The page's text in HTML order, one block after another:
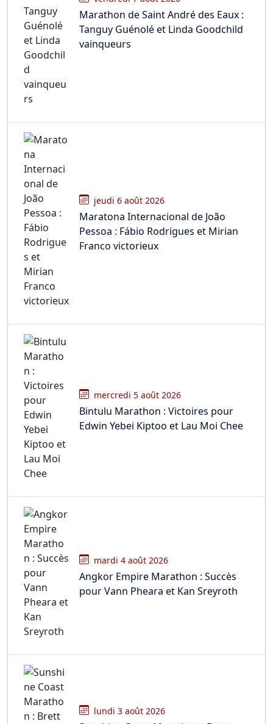
Marathon de Saint André des Eaux :
Tanguy Guénolé et Linda Goodchild
vainqueurs
jeudi 6 août 2026
Maratona Internacional de João
Pessoa : Fábio Rodrigues et Mirian
Franco victorieux
mercredi 5 août 2026
Bintulu Marathon : Victoires pour
Edwin Yebei Kiptoo et Lau Moi Chee
mardi 4 août 2026
Angkor Empire Marathon : Succès
pour Vann Pheara et Kan Sreyroth
lundi 3 août 2026